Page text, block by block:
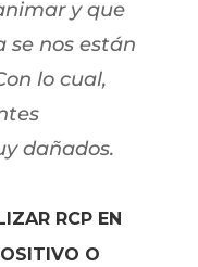
y que
se nos están
lo cual,
dañados.
RCP EN
O